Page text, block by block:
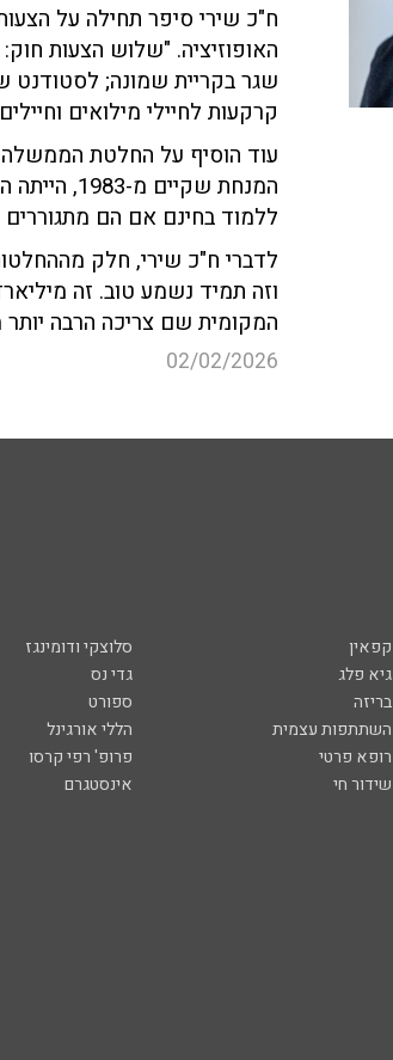
ח"כ שירי סיפר תחילה על
האופוזיציה. "שלוש הצעות
שגר בקריית שמונה; לסטודנט
קרקעות לחיילי מילואים
עוד הוסיף על החלטת הממשלה
המנחת
ללמוד בחינם אם הם מתגוררים
לדברי ח"כ שירי, חלק
וזה תמיד נשמע טוב. זה
המקומית שם צריכה הרבה
02/02/2026
קפאין סלוצקי ודומינגז
גיא פלג
גדי נס
בריזה
ספורט
השתתפות עצמית
הללי אורגינל
רופא פרטי
פרופ' רפי קרסו
שידור חי
אינסטגרם